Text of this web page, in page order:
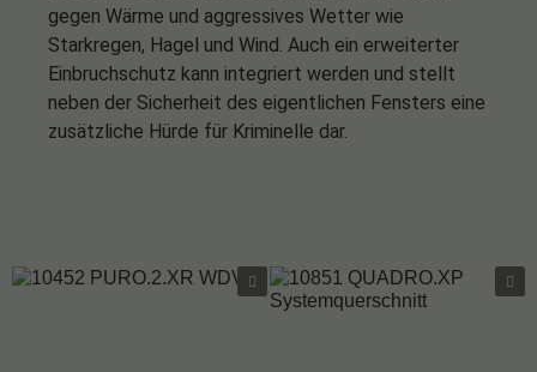
gegen Wärme und aggressives Wetter wie
Starkregen, Hagel und Wind. Auch ein erweiterter
Einbruchschutz kann integriert werden und stellt
neben der Sicherheit des eigentlichen Fensters eine
zusätzliche Hürde für Kriminelle dar.